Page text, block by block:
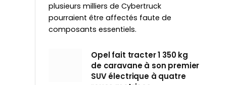
plusieurs milliers de Cybertruck
pourraient être affectés faute de
composants essentiels.
Opel fait tracter 1 350 kg
de caravane à son premier
SUV électrique à quatre